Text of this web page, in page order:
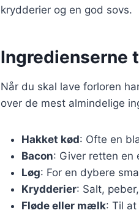
krydderier og en god sovs.
Ingredienserne
Når du skal lave forloren
over de mest almindelige
Hakket kød: Ofte en
Bacon: Giver retten en
Løg: For en dybere
Krydderier: Salt,
Fløde eller mælk: Til